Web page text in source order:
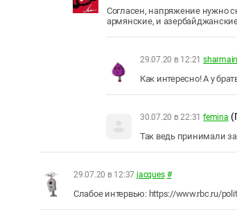
Согласен, напряжение нужно
армянские, и
29.07.20 в 12:21
Как интересно! А у
30.07.20 в 22:31 femina
Так ведь принимали
29.07.20 в 12:37 jacques #
Слабое интервью: https://www.rbc.ru/